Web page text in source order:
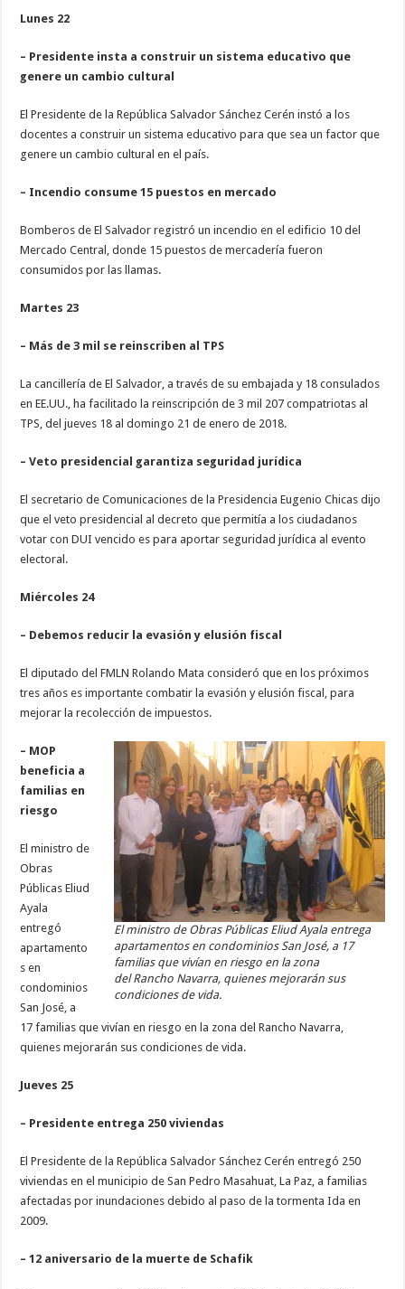
Lunes 22
– Presidente insta a construir un sistema educativo que
genere un cambio cultural
El Presidente de la República Salvador Sánchez Cerén instó a los
docentes a construir un sistema educativo para que sea un factor que
genere un cambio cultural en el país.
– Incendio consume 15 puestos en mercado
Bomberos de El Salvador registró un incendio en el edificio 10 del
Mercado Central, donde 15 puestos de mercadería fueron
consumidos por las llamas.
Martes 23
– Más de 3 mil se reinscriben al TPS
La cancillería de El Salvador, a través de su embajada y 18 consulados
en EE.UU., ha facilitado la reinscripción de 3 mil 207 compatriotas al
TPS, del jueves 18 al domingo 21 de enero de 2018.
– Veto presidencial garantiza seguridad jurídica
El secretario de Comunicaciones de la Presidencia Eugenio Chicas dijo
que el veto presidencial al decreto que permitía a los ciudadanos
votar con DUI vencido es para aportar seguridad jurídica al evento
electoral.
Miércoles 24
– Debemos reducir la evasión y elusión fiscal
El diputado del FMLN Rolando Mata consideró que en los próximos
tres años es importante combatir la evasión y elusión fiscal, para
mejorar la recolección de impuestos.
El ministro de Obras Públicas Eliud Ayala entrega
apartamentos en condominios San José, a 17
familias que vivían en riesgo en la zona
del Rancho Navarra, quienes mejorarán sus
condiciones de vida.
– MOP
beneficia a
familias en
riesgo
El ministro de
Obras
Públicas Eliud
Ayala
entregó
apartamento
s en
condominios
San José, a
17 familias que vivían en riesgo en la zona del Rancho Navarra,
quienes mejorarán sus condiciones de vida.
Jueves 25
– Presidente entrega 250 viviendas
El Presidente de la República Salvador Sánchez Cerén entregó 250
viviendas en el municipio de San Pedro Masahuat, La Paz, a familias
afectadas por inundaciones debido al paso de la tormenta Ida en
2009.
– 12 aniversario de la muerte de Schafik